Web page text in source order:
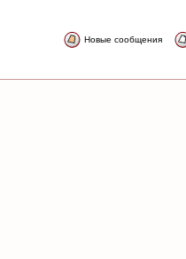
Новые сообщения